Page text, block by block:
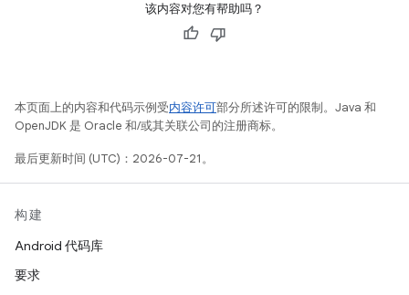
该内容对您有帮助吗？
本页面上的内容和代码示例受内容许可部分所述许可的限制。Java 和
OpenJDK 是 Oracle 和/或其关联公司的注册商标。
最后更新时间 (UTC)：2026-07-21。
构建
Android 代码库
要求